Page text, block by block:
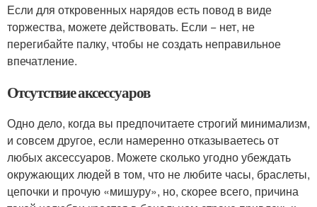
Если для откровенных нарядов есть повод в виде
торжества, можете действовать. Если − нет, не
перегибайте палку, чтобы не создать неправильное
впечатление.
Отсутствие аксессуаров
Одно дело, когда вы предпочитаете строгий минимализм,
и совсем другое, если намеренно отказываетесь от
любых аксессуаров. Можете сколько угодно убеждать
окружающих людей в том, что не любите часы, браслеты,
цепочки и прочую «мишуру», но, скорее всего, причина